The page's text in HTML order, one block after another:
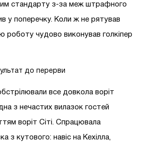
стандарту з-за меж штрафного
у поперечку. Коли ж не рятував
роботу чудово виконував голкіпер
до перерви
все довкола воріт
з нечастих вилазок гостей
воріт Сіті. Спрацювала
з кутового: навіс на Кехілла,